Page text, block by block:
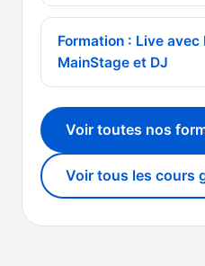
Formation : Live avec
MainStage et DJ
Voir toutes nos
Voir tous les cours